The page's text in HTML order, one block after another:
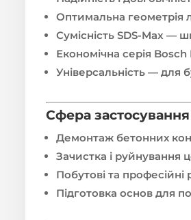
Оптимальна геометрія
Сумісність SDS-Max —
Економічна серія Bosch
Універсальність — для
Сфера застосування
Демонтаж бетонних
Зачистка і руйнування
Побутові та
Підготовка основ для